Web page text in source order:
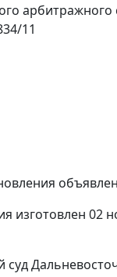
арбитражного
11
изготовлен 02